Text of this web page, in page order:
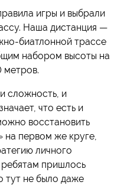
игры и выбрали
Наша дистанция —
биатлонной трассе
набором высоты на
сложность, и
что есть и
восстановить
на первом же круге,
личного
пришлось
тут не было даже